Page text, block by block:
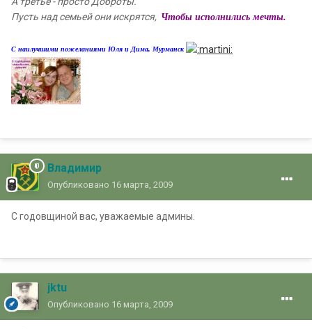
Пусть над семьей они искрятся, Чтобы исполнились мечты.
С наилучшими пожеланиями Юля и Дима, Мурманск
Владимир
Опубликовано 16 марта, 2009
С годовщиной вас, уважаемые админы.
jktu
Опубликовано 16 марта, 2009